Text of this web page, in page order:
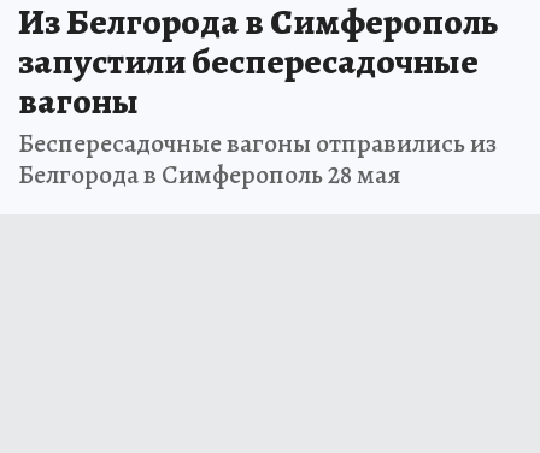
Из Белгорода в Симферополь
запустили беспересадочные
вагоны
Беспересадочные вагоны отправились из
Белгорода в Симферополь 28 мая